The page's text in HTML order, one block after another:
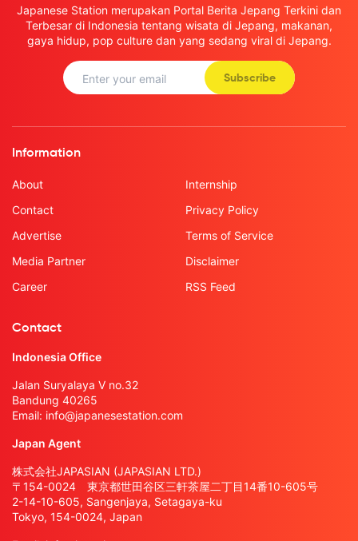
Japanese Station merupakan Portal Berita Jepang Terkini dan
Terbesar di Indonesia tentang wisata di Jepang, makanan,
gaya hidup, pop culture dan yang sedang viral di Jepang.
Subscribe
Information
About
Contact
Advertise
Media Partner
Career
Internship
Privacy Policy
Terms of Service
Disclaimer
RSS Feed
Contact
Indonesia Office
Jalan Suryalaya V no.32
Bandung 40265
Email: info@japanesestation.com
Japan Agent
株式会社JAPASIAN (JAPASIAN LTD.)
〒154-0024 東京都世田谷区三軒茶屋二丁目14番10-605号
2-14-10-605, Sangenjaya, Setagaya-ku
Tokyo, 154-0024, Japan